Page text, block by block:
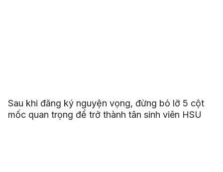
Sau khi đăng ký nguyện vọng, đừng bỏ lỡ 5 cột
mốc quan trọng để trở thành tân sinh viên HSU